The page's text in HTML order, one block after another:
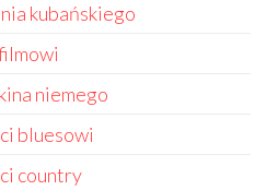
kubańskiego
niemego
bluesowi
country